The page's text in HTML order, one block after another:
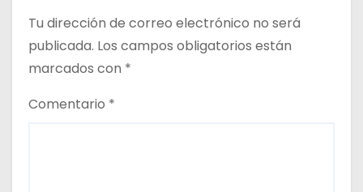
d
a
s
Tu dirección de correo electrónico no será
publicada. Los campos obligatorios están
marcados con *
Comentario *